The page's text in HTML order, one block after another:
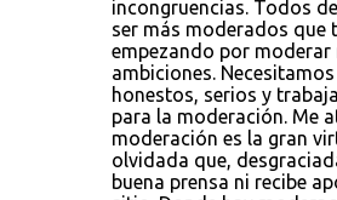
incongruencias. Todos
ser más moderados que
empezando por moderar
ambiciones.
honestos, serios y
para la moderación. Me
moderación es la gran
olvidada que,
buena prensa ni recibe